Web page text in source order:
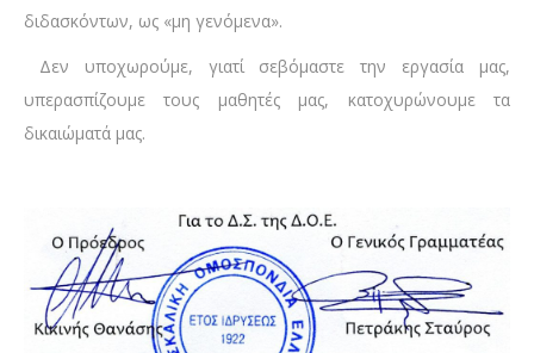
διδασκόντων, ως «μη γενόμενα».
Δεν υποχωρούμε, γιατί σεβόμαστε την εργασία μας,
υπερασπίζουμε τους μαθητές μας, κατοχυρώνουμε τα
δικαιώματά μας.